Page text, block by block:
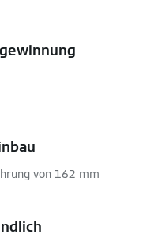
von 162 mm